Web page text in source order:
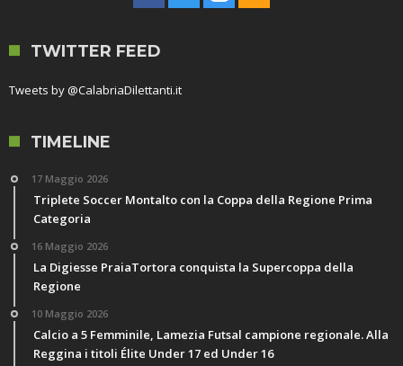
TWITTER FEED
Tweets by @CalabriaDilettanti.it
TIMELINE
17 Maggio 2026
Triplete Soccer Montalto con la Coppa della Regione Prima
Categoria
16 Maggio 2026
La Digiesse PraiaTortora conquista la Supercoppa della
Regione
10 Maggio 2026
Calcio a 5 Femminile, Lamezia Futsal campione regionale. Alla
Reggina i titoli Élite Under 17 ed Under 16